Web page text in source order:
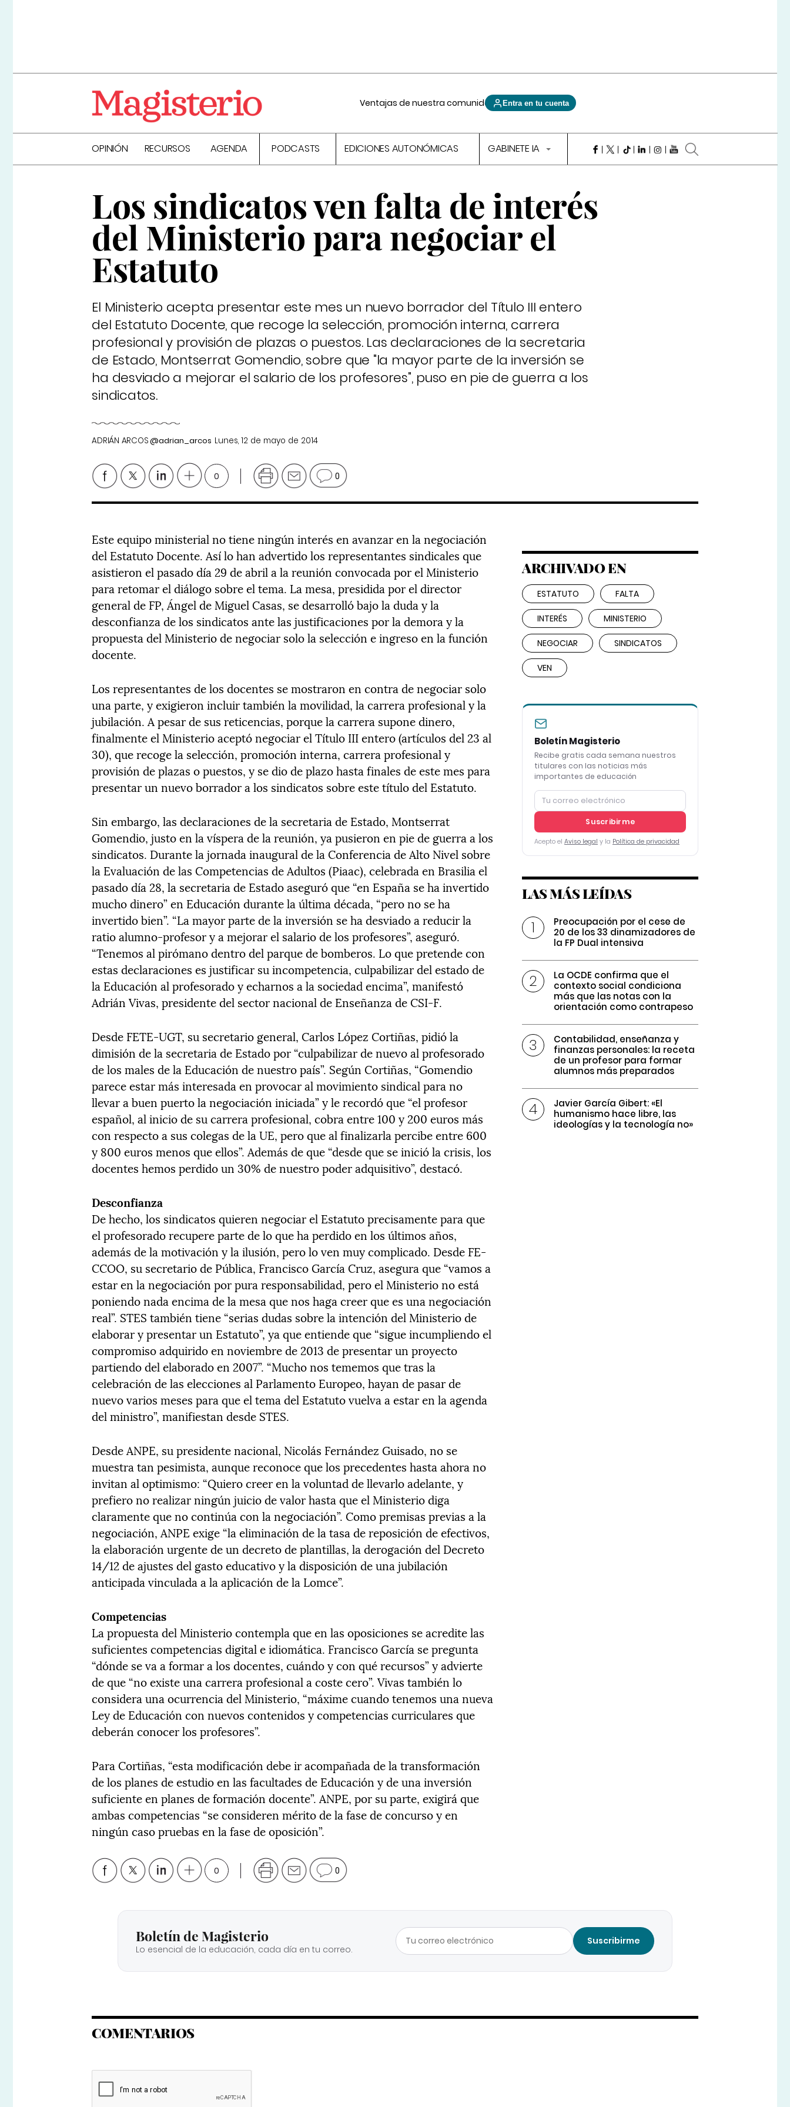
Ventajas de nuestra comunidad Entra en tu cuenta
OPINIÓN RECURSOS AGENDA PODCASTS EDICIONES AUTONÓMICAS GABINETE IA
Los sindicatos ven falta de interés
del Ministerio para negociar el
Estatuto
El Ministerio acepta presentar este mes un nuevo borrador del Título III entero
del Estatuto Docente, que recoge la selección, promoción interna, carrera
profesional y provisión de plazas o puestos. Las declaraciones de la secretaria
de Estado, Montserrat Gomendio, sobre que "la mayor parte de la inversión se
ha desviado a mejorar el salario de los profesores", puso en pie de guerra a los
sindicatos.
ADRIÁN ARCOS@adrian_arcos Lunes, 12 de mayo de 2014
0 0
Este equipo ministerial no tiene ningún interés en avanzar en la negociación
del Estatuto Docente. Así lo han advertido los representantes sindicales que
asistieron el pasado día 29 de abril a la reunión convocada por el Ministerio
para retomar el diálogo sobre el tema. La mesa, presidida por el director
general de FP, Ángel de Miguel Casas, se desarrolló bajo la duda y la
desconfianza de los sindicatos ante las justificaciones por la demora y la
propuesta del Ministerio de negociar solo la selección e ingreso en la función
docente.
Los representantes de los docentes se mostraron en contra de negociar solo
una parte, y exigieron incluir también la movilidad, la carrera profesional y la
jubilación. A pesar de sus reticencias, porque la carrera supone dinero,
finalmente el Ministerio aceptó negociar el Título III entero (artículos del 23 al
30), que recoge la selección, promoción interna, carrera profesional y
provisión de plazas o puestos, y se dio de plazo hasta finales de este mes para
presentar un nuevo borrador a los sindicatos sobre este título del Estatuto.
Sin embargo, las declaraciones de la secretaria de Estado, Montserrat
Gomendio, justo en la víspera de la reunión, ya pusieron en pie de guerra a los
sindicatos. Durante la jornada inaugural de la Conferencia de Alto Nivel sobre
la Evaluación de las Competencias de Adultos (Piaac), celebrada en Brasilia el
pasado día 28, la secretaria de Estado aseguró que “en España se ha invertido
mucho dinero” en Educación durante la última década, “pero no se ha
invertido bien”. “La mayor parte de la inversión se ha desviado a reducir la
ratio alumno-profesor y a mejorar el salario de los profesores”, aseguró.
“Tenemos al pirómano dentro del parque de bomberos. Lo que pretende con
estas declaraciones es justificar su incompetencia, culpabilizar del estado de
la Educación al profesorado y echarnos a la sociedad encima”, manifestó
Adrián Vivas, presidente del sector nacional de Enseñanza de CSI-F.
Desde FETE-UGT, su secretario general, Carlos López Cortiñas, pidió la
dimisión de la secretaria de Estado por “culpabilizar de nuevo al profesorado
de los males de la Educación de nuestro país”. Según Cortiñas, “Gomendio
parece estar más interesada en provocar al movimiento sindical para no
llevar a buen puerto la negociación iniciada” y le recordó que “el profesor
español, al inicio de su carrera profesional, cobra entre 100 y 200 euros más
con respecto a sus colegas de la UE, pero que al finalizarla percibe entre 600
y 800 euros menos que ellos”. Además de que “desde que se inició la crisis, los
docentes hemos perdido un 30% de nuestro poder adquisitivo”, destacó.
Desconfianza
De hecho, los sindicatos quieren negociar el Estatuto precisamente para que
el profesorado recupere parte de lo que ha perdido en los últimos años,
además de la motivación y la ilusión, pero lo ven muy complicado. Desde FE-
CCOO, su secretario de Pública, Francisco García Cruz, asegura que “vamos a
estar en la negociación por pura responsabilidad, pero el Ministerio no está
poniendo nada encima de la mesa que nos haga creer que es una negociación
real”. STES también tiene “serias dudas sobre la intención del Ministerio de
elaborar y presentar un Estatuto”, ya que entiende que “sigue incumpliendo el
compromiso adquirido en noviembre de 2013 de presentar un proyecto
partiendo del elaborado en 2007”. “Mucho nos tememos que tras la
celebración de las elecciones al Parlamento Europeo, hayan de pasar de
nuevo varios meses para que el tema del Estatuto vuelva a estar en la agenda
del ministro”, manifiestan desde STES.
Desde ANPE, su presidente nacional, Nicolás Fernández Guisado, no se
muestra tan pesimista, aunque reconoce que los precedentes hasta ahora no
invitan al optimismo: “Quiero creer en la voluntad de llevarlo adelante, y
prefiero no realizar ningún juicio de valor hasta que el Ministerio diga
claramente que no continúa con la negociación”. Como premisas previas a la
negociación, ANPE exige “la eliminación de la tasa de reposición de efectivos,
la elaboración urgente de un decreto de plantillas, la derogación del Decreto
14/12 de ajustes del gasto educativo y la disposición de una jubilación
anticipada vinculada a la aplicación de la Lomce”.
Competencias
La propuesta del Ministerio contempla que en las oposiciones se acredite las
suficientes competencias digital e idiomática. Francisco García se pregunta
“dónde se va a formar a los docentes, cuándo y con qué recursos” y advierte
de que “no existe una carrera profesional a coste cero”. Vivas también lo
considera una ocurrencia del Ministerio, “máxime cuando tenemos una nueva
Ley de Educación con nuevos contenidos y competencias curriculares que
deberán conocer los profesores”.
Para Cortiñas, “esta modificación debe ir acompañada de la transformación
de los planes de estudio en las facultades de Educación y de una inversión
suficiente en planes de formación docente”. ANPE, por su parte, exigirá que
ambas competencias “se consideren mérito de la fase de concurso y en
ningún caso pruebas en la fase de oposición”.
0 0
ARCHIVADO EN
ESTATUTO FALTA
INTERÉS MINISTERIO
NEGOCIAR SINDICATOS
VEN
Boletín Magisterio
Recibe gratis cada semana nuestros
titulares con las noticias más
importantes de educación
Suscribirme
Acepto el Aviso legal y la Política de privacidad
LAS MÁS LEÍDAS
Preocupación por el cese de
20 de los 33 dinamizadores de
la FP Dual intensiva
La OCDE confirma que el
contexto social condiciona
más que las notas con la
orientación como contrapeso
Contabilidad, enseñanza y
finanzas personales: la receta
de un profesor para formar
alumnos más preparados
Javier García Gibert: «El
humanismo hace libre, las
ideologías y la tecnología no»
Boletín de Magisterio
Lo esencial de la educación, cada día en tu correo.
Suscribirme
COMENTARIOS